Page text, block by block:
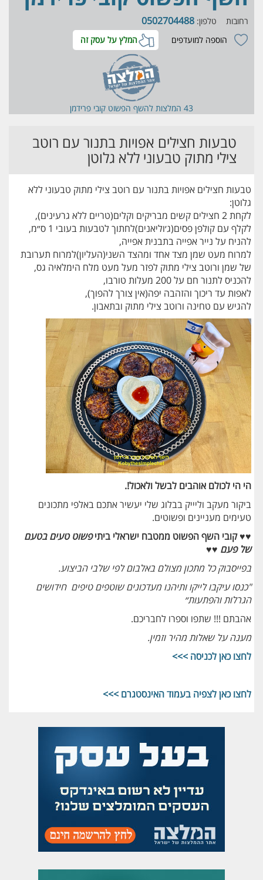
רחובות טלפון: 0502704488
הוספה למועדפים המלץ על עסק זה
43 המלצות ל השף הפשוט קובי פרידמן
טבעות חצילים אפויות בתנור עם רוטב
צילי מתוק טבעוני ללא גלוטן
טבעות חצילים אפויות בתנור עם רוטב צילי מתוק טבעוני ללא
גלוטן:
לקחת 2 חצילים קשים מבריקים וקלים(טריים ללא גרעינים),
לקלף עם קולפן פסים(ג׳וליאנים)לחתוך לטבעות בעובי 1 ס״מ,
להניח על נייר אפייה בתבנית אפייה,
למרוח מעט שמן מצד אחד ומהצד השני(העליון)למרוח תערובת
של שמן ורוטב צילי מתוק לפזר מעל מעט מלח הימלאיה גס,
להכניס לתנור חם על 200 מעלות טורבו,
לאפות עד ריכוך והזהבה יפה(אין צורך להפוך),
להגיש עם טחינה ורוטב צילי מתוק ובתאבון.
הי הי לכולם אוהבים לבשל ולאכול!.
ביקור מעקב וליייק בבלוג שלי יעשיר אתכם באלפי מתכונים
טעימים מעניינים ופשוטים.
♥♥ קובי השף הפשוט ממטבח ישראלי ביתיפשוט טעים בטעם
של פעם ♥♥
בפייסבוקכל מתכון מצולם באלבום לפי שלבי הביצוע.
"כנסו עיקבו לייקו ותיהנו מעדכונים שוטפים טיפים חידושים
הגרלות והפתעות״
אהבתם !!! שתפו וספרו לחבריכם.
מענה על שאלות מהיר וזמין.
לחצו כאן לכניסה >>>
לחצו כאן לצפיה בעמוד האינסטגרם >>>